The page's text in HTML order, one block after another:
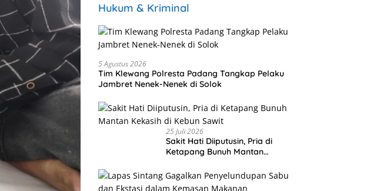
Hukum & Kriminal
5 Agustus 2026
Tim Klewang Polresta Padang Tangkap Pelaku
Jambret Nenek-Nenek di Solok
25 Juli 2026
Sakit Hati Diiputusin, Pria di
Ketapang Bunuh Mantan